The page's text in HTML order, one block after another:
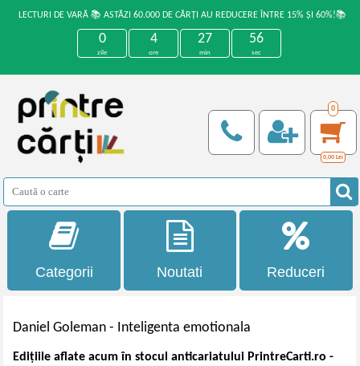
LECTURI DE VARĂ 📚 ASTĂZI 60.000 DE CĂRȚI AU REDUCERE ÎNTRE 15% ȘI 60%!📚
0
zile
4
ore
27
min
55
sec
0
0,00 Lei
Categorii Noutati Reduceri
Daniel Goleman - Inteligenta emotionala
Edițiile aflate acum în stocul anticariatului PrintreCarti.ro -